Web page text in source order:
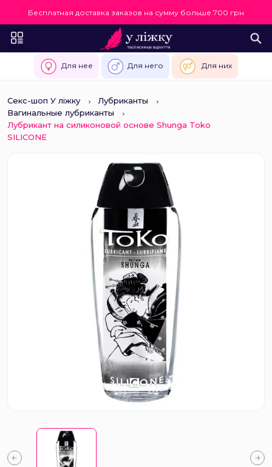
Бесплатная доставка заказов на сумму больше 700 грн
Для нее Для него Для них
Секс-шоп У ліжку
Лубриканты
Вагинальные лубриканты
Лубрикант на силиконовой основе Shunga Toko
SILICONE